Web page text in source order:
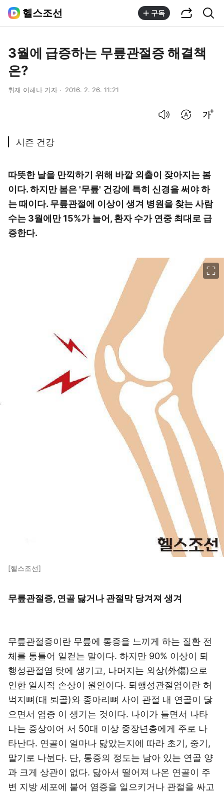
헬스조선 구독
3월에 급증하는 무릎관절증 해결책
은?
취재 이해나 기자 2016. 2. 26. 11:21
시즌 건강
따뜻한 날을 만끽하기 위해 바깥 외출이 잦아지는 봄
이다. 하지만 봄은 '무릎' 건강에 특히 신경을 써야 하
는 때이다. 무릎관절에 이상이 생겨 병원을 찾는 사람
수는 3월에만 15%가 늘어, 환자 수가 연중 최대로 급
증한다.
[헬스조선]
무릎관절증, 연골 닳거나 관절막 당겨져 생겨
무릎관절증이란 무릎에 통증을 느끼게 하는 질환 전
체를 통틀어 일컫는 말이다. 하지만 90% 이상이 퇴
행성관절염 탓에 생기고, 나머지는 외상(外傷)으로
인한 일시적 손상이 원인이다. 퇴행성관절염이란 허
벅지뼈(대 퇴골)와 종아리뼈 사이 관절 내 연골이 닳
으면서 염증 이 생기는 것이다. 나이가 들면서 나타
나는 증상이어 서 50대 이상 중장년층에게 주로 나
타난다. 연골이 얼마나 닳았는지에 따라 초기, 중기,
말기로 나뉜다. 단, 통증의 정도는 남아 있는 연골 양
과 크게 상관이 없다. 닳아서 떨어져 나온 연골이 주
변 지방 세포에 붙어 염증을 일으키거나 관절을 싸고